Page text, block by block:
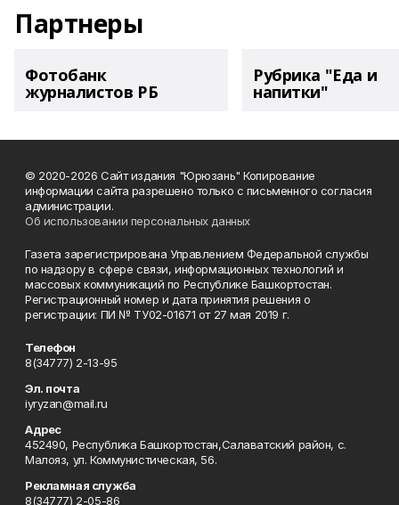
Партнеры
Фотобанк
журналистов РБ
Рубрика "Еда и
напитки"
© 2020-2026 Сайт издания "Юрюзань" Копирование
информации сайта разрешено только с письменного согласия
администрации.
Об использовании персональных данных
Газета зарегистрирована Управлением Федеральной службы
по надзору в сфере связи, информационных технологий и
массовых коммуникаций по Республике Башкортостан.
Регистрационный номер и дата принятия решения о
регистрации: ПИ № ТУ02-01671 от 27 мая 2019 г.
Телефон
8(34777) 2-13-95
Эл. почта
iyryzan@mail.ru
Адрес
452490, Республика Башкортостан,Салаватский район, с.
Малояз, ул. Коммунистическая, 56.
Рекламная служба
8(34777) 2-05-86